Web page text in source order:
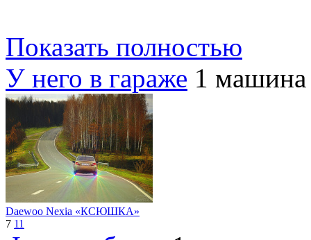
Показать полностью
У него в гараже 1 машина
Daewoo Nexia «КСЮШКА»
7 11